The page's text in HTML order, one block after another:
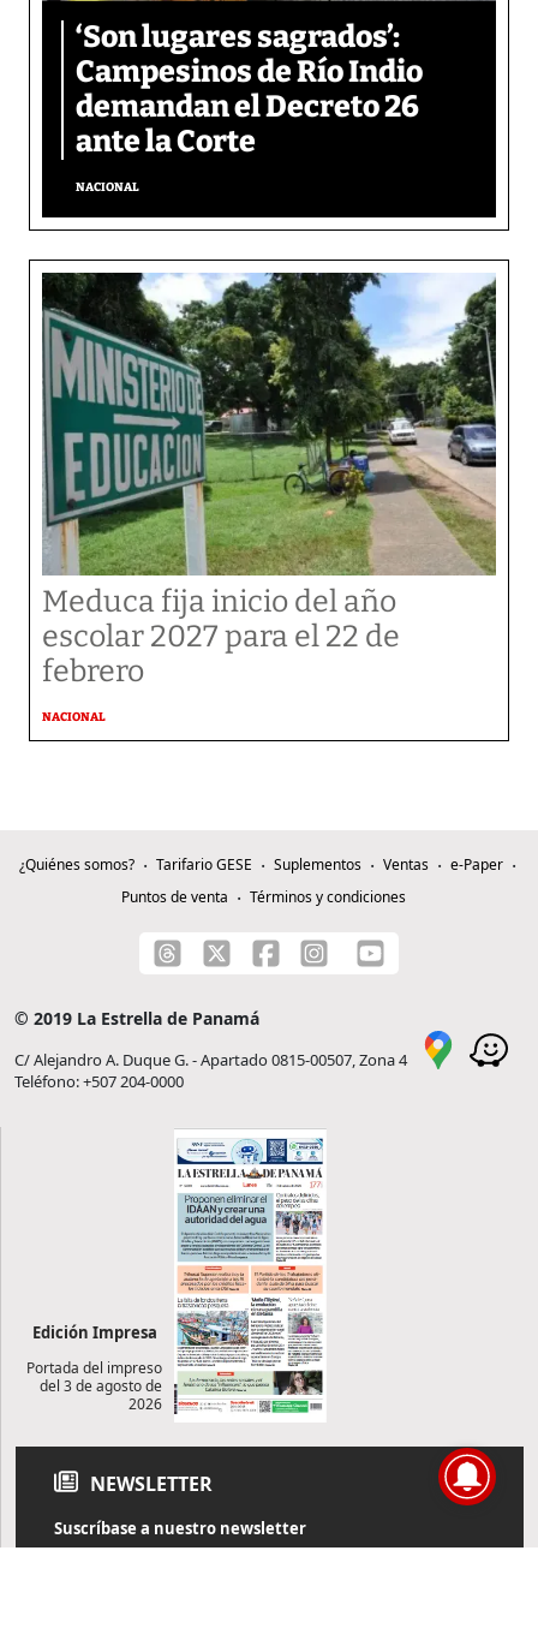
‘Son lugares sagrados’:
Campesinos de Río Indio
demandan el Decreto 26
ante la Corte
NACIONAL
Meduca fija inicio del año
escolar 2027 para el 22 de
febrero
NACIONAL
¿Quiénes somos? Tarifario GESE Suplementos Ventas
e-Paper
Puntos de venta
Términos y condiciones
© 2019 La Estrella de Panamá
C/ Alejandro A. Duque G. - Apartado 0815-00507, Zona 4
Teléfono: +507 204-0000
Edición Impresa
Portada del impreso
del 3 de agosto de
2026
NEWSLETTER
Suscríbase a nuestro newsletter
Reciba diariamente información de actualidad directamente en